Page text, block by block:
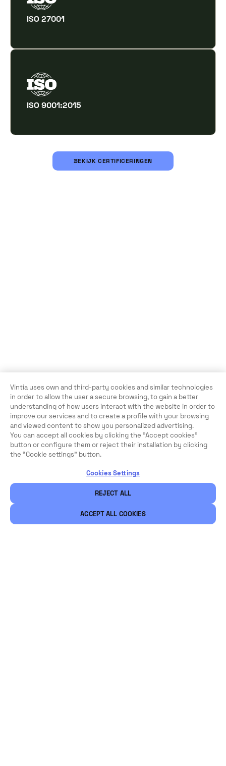
ISO 27001
ISO 9001:2015
BEKIJK CERTIFICERINGEN
Vintia uses own and third-party cookies and similar technologies
in order to allow the user a secure browsing, to gain a better
understanding of how users interact with the website in order to
improve our services and to create a profile with your browsing
and viewed content to show you personalized advertising.
You can accept all cookies by clicking the "Accept cookies"
button or configure them or reject their installation by clicking
the “Cookie settings” button.
Cookies Settings
REJECT ALL
ACCEPT ALL COOKIES